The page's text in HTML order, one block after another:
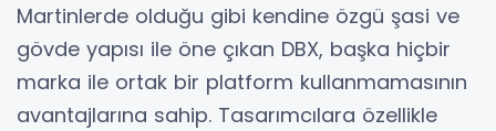
Martinlerde olduğu gibi kendine özgü şasi ve
gövde yapısı ile öne çıkan DBX, başka hiçbir
marka ile ortak bir platform kullanmamasının
avantajlarına sahip. Tasarımcılara özellikle